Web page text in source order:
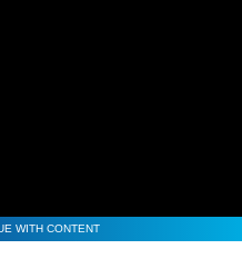
WITH CONTENT